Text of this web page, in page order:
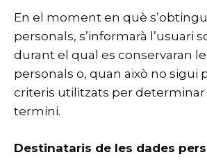
En el moment en què
personals, s’informarà l’usuari
durant el qual es conservaran
personals o, quan això no sigui
criteris utilitzats per
termini.
Destinataris de les dades